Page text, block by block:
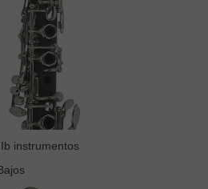
instrumentos